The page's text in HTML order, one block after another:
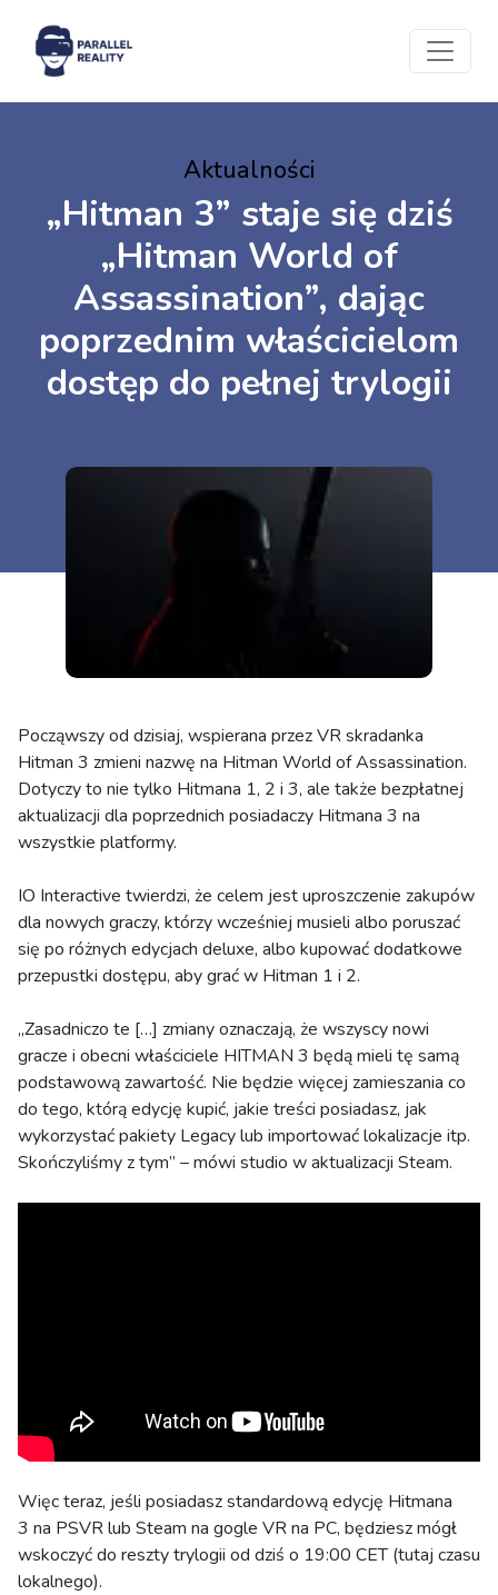
Aktualności
„Hitman 3” staje się dziś
„Hitman World of
Assassination”, dając
poprzednim właścicielom
dostęp do pełnej trylogii
Począwszy od dzisiaj, wspierana przez VR skradanka
Hitman 3 zmieni nazwę na Hitman World of Assassination.
Dotyczy to nie tylko Hitmana 1, 2 i 3, ale także bezpłatnej
aktualizacji dla poprzednich posiadaczy Hitmana 3 na
wszystkie platformy.
IO Interactive twierdzi, że celem jest uproszczenie zakupów
dla nowych graczy, którzy wcześniej musieli albo poruszać
się po różnych edycjach deluxe, albo kupować dodatkowe
przepustki dostępu, aby grać w Hitman 1 i 2.
„Zasadniczo te […] zmiany oznaczają, że wszyscy nowi
gracze i obecni właściciele HITMAN 3 będą mieli tę samą
podstawową zawartość. Nie będzie więcej zamieszania co
do tego, którą edycję kupić, jakie treści posiadasz, jak
wykorzystać pakiety Legacy lub importować lokalizacje itp.
Skończyliśmy z tym” – mówi studio w aktualizacji Steam.
Więc teraz, jeśli posiadasz standardową edycję Hitmana
3 na PSVR lub Steam na gogle VR na PC, będziesz mógł
wskoczyć do reszty trylogii od dziś o 19:00 CET (tutaj czasu
lokalnego).